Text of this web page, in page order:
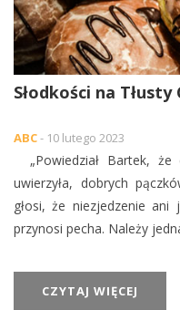
Słodkości na
ABC- 10 lutego 2023
„Powiedział Bartek, że
uwierzyła, dobrych
głosi, że niezjedzenie ani
przynosi pecha. Należy
CZYTAJ WIĘCEJ